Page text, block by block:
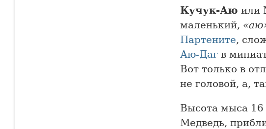
Кучук-Аю или
маленький,
Партените,
Аю-Даг в
Вот только в
не головой, а,
Высота мыса 16
Медведь,